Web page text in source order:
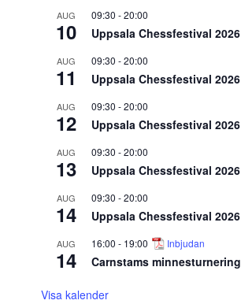
AUG
10
09:30 -20:00
Uppsala Chessfestival 2026
AUG
11
09:30 -20:00
Uppsala Chessfestival 2026
AUG
12
09:30 -20:00
Uppsala Chessfestival 2026
AUG
13
09:30 -20:00
Uppsala Chessfestival 2026
AUG
14
09:30 -20:00
Uppsala Chessfestival 2026
AUG
14
16:00 - 19:00 Inbjudan
Carnstams minnesturnering
Visa kalender